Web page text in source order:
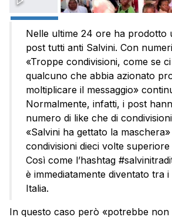
Nelle ultime 24 ore ha prodotto
post tutti anti Salvini. Con
«Troppe condivisioni, come se
qualcuno che abbia azionato
moltiplicare il messaggio»
Normalmente, infatti, i post
numero di like che di
«Salvini ha gettato la
condivisioni dieci volte superiore
Così come l’hashtag
è immediatamente diventato tra
Italia.
In questo caso però «potrebbe non